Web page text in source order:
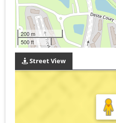
200 m
500 ft
Street View